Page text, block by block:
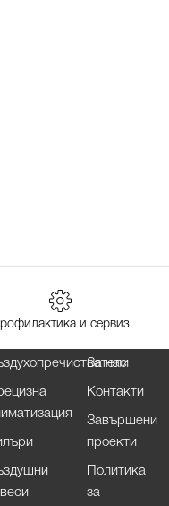
и сервиз
За нас
Контакти
Завършени
проекти
Политика
за